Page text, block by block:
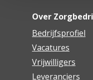
Over
Bedrijfsprofiel
Vacatures
Vrijwilligers
Leveranciers